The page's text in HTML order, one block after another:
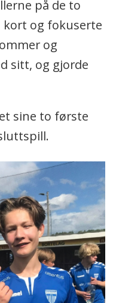
på de to
kort og fokuserte
og
sitt, og gjorde
sine to første